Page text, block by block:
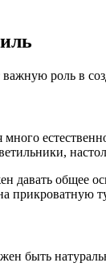
важную роль в
давать общее
прикроватную
быть